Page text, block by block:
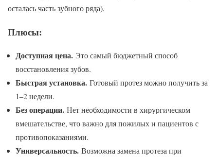
осталась часть зубного ряда).
Плюсы:
Доступная цена. Это самый бюджетный способ
восстановления зубов.
Быстрая установка. Готовый протез можно получить за
1–2 недели.
Без операции. Нет необходимости в хирургическом
вмешательстве, что важно для пожилых и пациентов с
противопоказаниями.
Универсальность. Возможна замена протеза при